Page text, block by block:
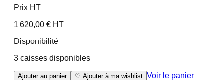
Prix HT
1 620,00 € HT
Disponibilité
3 caisses disponibles
Ajouter au panier ♡ Ajouter à ma wishlist Voir le panier